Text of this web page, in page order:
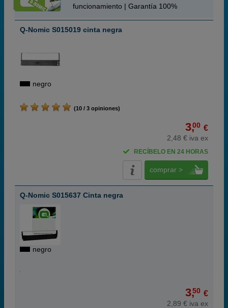
funcionamiento | Garantía 100%
Q-Nomic S015019 cinta negra
negro
(10 / 3 opiniones)
3,00 €
2,48 € iva ex
RECÍBELO EN 24 HORAS
comprar >
Q-Nomic S015637 Cinta negra
negro
3,50 €
2,89 € iva ex